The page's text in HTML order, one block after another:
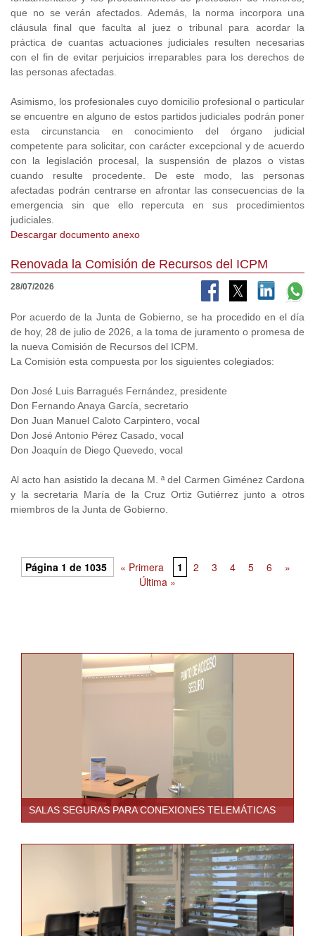
que no se verán afectados. Además, la norma incorpora una
cláusula final que faculta al juez o tribunal para acordar la
práctica de cuantas actuaciones judiciales resulten necesarias
con el fin de evitar perjuicios irreparables para los derechos de
las personas afectadas.
Asimismo, los profesionales cuyo domicilio profesional o particular
se encuentre en alguno de estos partidos judiciales podrán poner
esta circunstancia en conocimiento del órgano judicial
competente para solicitar, con carácter excepcional y de acuerdo
con la legislación procesal, la suspensión de plazos o vistas
cuando resulte procedente. De este modo, las personas
afectadas podrán centrarse en afrontar las consecuencias de la
emergencia sin que ello repercuta en sus procedimientos
judiciales.
Descargar documento anexo
Renovada la Comisión de Recursos del ICPM
28/07/2026
Por acuerdo de la Junta de Gobierno, se ha procedido en el día
de hoy, 28 de julio de 2026, a la toma de juramento o promesa de
la nueva Comisión de Recursos del ICPM.
La Comisión esta compuesta por los siguientes colegiados:
Don José Luis Barragués Fernández, presidente
Don Fernando Anaya García, secretario
Don Juan Manuel Caloto Carpintero, vocal
Don José Antonio Pérez Casado, vocal
Don Joaquín de Diego Quevedo, vocal
Al acto han asistido la decana M. ª del Carmen Giménez Cardona
y la secretaria María de la Cruz Ortiz Gutiérrez junto a otros
miembros de la Junta de Gobierno.
Página 1 de 1035 « Primera 1 2 3 4 5 6
»
Última »
SALAS SEGURAS PARA CONEXIONES TELEMÁTICAS